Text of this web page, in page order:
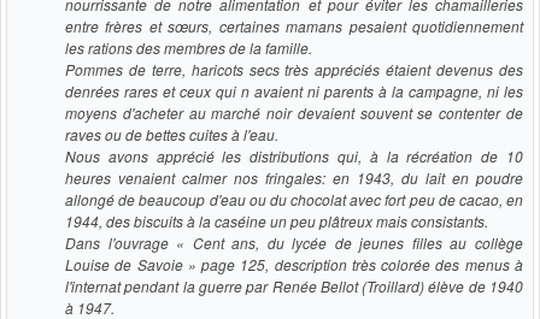
entre frères et sœurs, certaines mamans pesaient quotidiennement
les rations des membres de la famille.
Pommes de terre, haricots secs très appréciés étaient devenus des
denrées rares et ceux qui n avaient ni parents à la campagne, ni les
moyens d'acheter au marché noir devaient souvent se contenter de
raves ou de bettes cuites à l'eau.
Nous avons apprécié les distributions qui, à la récréation de 10
heures venaient calmer nos fringales: en 1943, du lait en poudre
allongé de beaucoup d'eau ou du chocolat avec fort peu de cacao, en
1944, des biscuits à la caséine un peu plâtreux mais consistants.
Dans l'ouvrage « Cent ans, du lycée de jeunes filles au collège
Louise de Savoie » page 125, description très colorée des menus à
l'internat pendant la guerre par Renée Bellot (Troillard) élève de 1940
à 1947.